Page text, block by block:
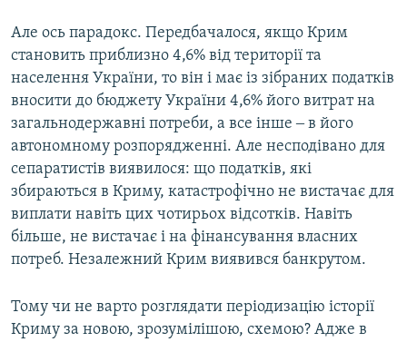
Але ось парадокс. Передбачалося, якщо Крим
становить приблизно 4,6% від території та
населення України, то він і має із зібраних податків
вносити до бюджету України 4,6% його витрат на
загальнодержавні потреби, а все інше ‒ в його
автономному розпорядженні. Але несподівано для
сепаратистів виявилося: що податків, які
збираються в Криму, катастрофічно не вистачає для
виплати навіть цих чотирьох відсотків. Навіть
більше, не вистачає і на фінансування власних
потреб. Незалежний Крим виявився банкрутом.
Тому чи не варто розглядати періодизацію історії
Криму за новою, зрозумілішою, схемою? Адже в